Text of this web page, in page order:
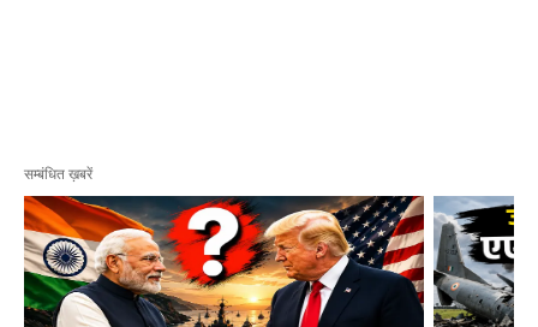
सम्बंधित ख़बरें